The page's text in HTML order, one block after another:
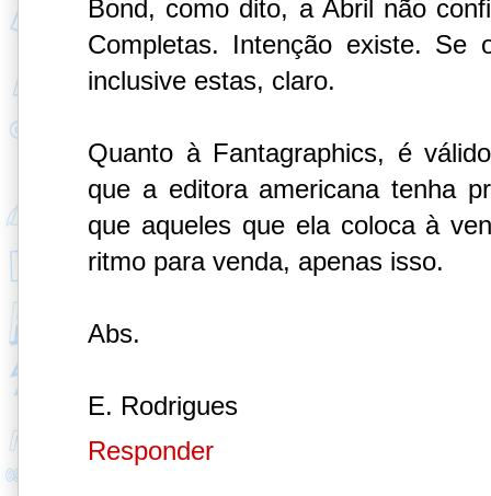
Bond, como dito, a Abril não
Completas. Intenção existe. Se
inclusive estas, claro.
Quanto à Fantagraphics, é
que a editora americana tenha
que aqueles que ela coloca à
ritmo para venda, apenas isso.
Abs.
E. Rodrigues
Responder